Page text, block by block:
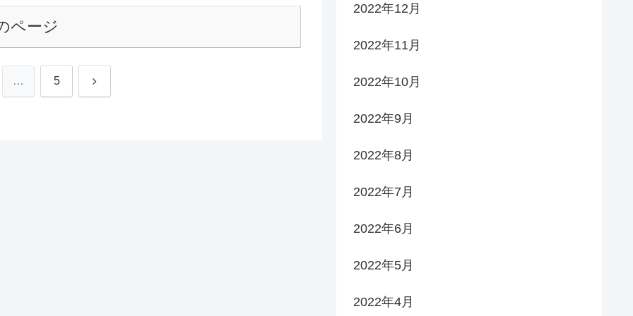
ページ
… 5 次
2022年12月
2022年11月
2022年10月
2022年9月
2022年8月
2022年7月
2022年6月
2022年5月
2022年4月